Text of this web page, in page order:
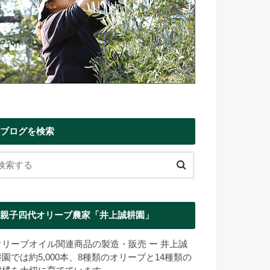
ブログを検索
親子四代オリーブ農家「井上誠耕園」
リーブオイル関連商品の製造・販売 ー 井上誠
園では約5,000本、8種類のオリーブと14種類の